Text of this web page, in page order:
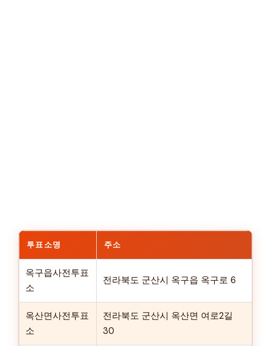
투표소명 주소
옥구읍사전투표
소
전라북도 군산시 옥구읍 옥구로 6
옥산면사전투표
소
전라북도 군산시 옥산면 여로2길
30